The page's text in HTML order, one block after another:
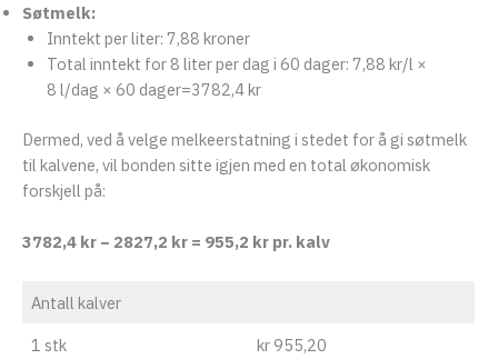
Søtmelk:
Inntekt per liter: 7,88 kroner
Total inntekt for 8 liter per dag i 60 dager: 7,88 kr/l ×
8 l/dag × 60 dager=3782,4 kr
Dermed, ved å velge melkeerstatning i stedet for å gi søtmelk
til kalvene, vil bonden sitte igjen med en total økonomisk
forskjell på:
3782,4 kr − 2827,2 kr = 955,2 kr pr. kalv
Antall kalver
1 stk
kr 955,20